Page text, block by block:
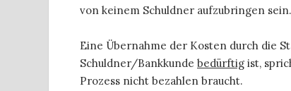
von keinem Schuldner aufzubringen sein.
Eine Übernahme der Kosten durch die
Schuldner/Bankkunde bedürftig ist,
Prozess nicht bezahlen braucht.